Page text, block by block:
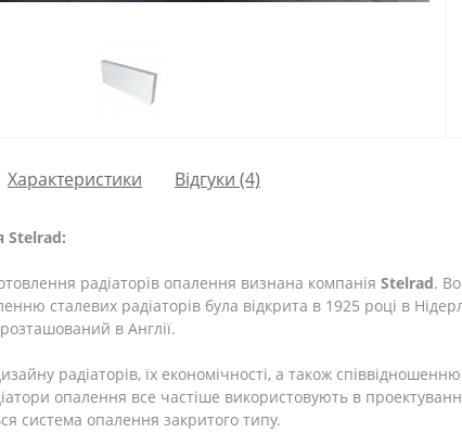
Характеристики Відгуки (4)
Stelrad:
радіаторів опалення визнана компанія Stelrad.
сталевих радіаторів була відкрита в 1925 році в
в Англії.
радіаторів, їх економічності, а також
опалення все частіше використовують в
система опалення закритого типу.